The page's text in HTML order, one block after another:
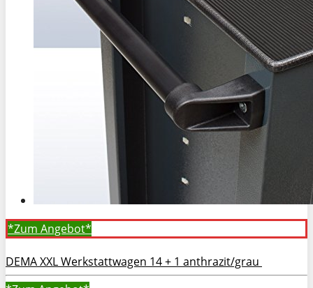
*Zum Angebot*
DEMA XXL Werkstattwagen 14 + 1 anthrazit/grau